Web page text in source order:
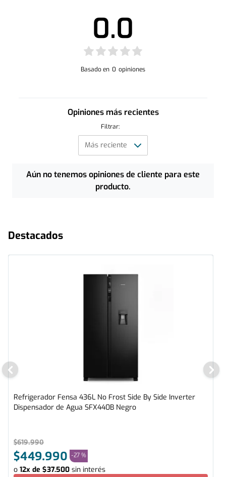
0.0
Basado en 0 opiniones
Opiniones más recientes
Filtrar:
Aún no tenemos opiniones de cliente para este
producto.
Destacados
Refrigerador Fensa 436L No Frost Side By Side Inverter
Dispensador de Agua SFX440B Negro
$619.990
$449.990 -27 %
o 12x de $37.500 sin interés